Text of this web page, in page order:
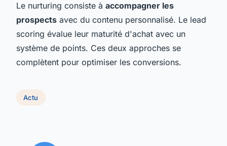
Le nurturing consiste à accompagner les
prospects avec du contenu personnalisé. Le lead
scoring évalue leur maturité d'achat avec un
système de points. Ces deux approches se
complètent pour optimiser les conversions.
Actu